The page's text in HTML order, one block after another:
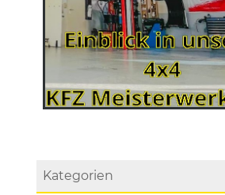
Kategorien